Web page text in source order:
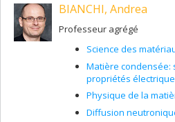
BIANCHI, Andrea
Professeur agrégé
Science des
Matière condensée:
propriétés
Physique de la
Diffusion